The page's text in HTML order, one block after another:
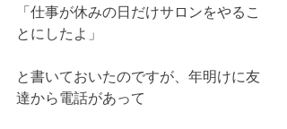
「仕事が休みの日だけサロンをやるこ
とにしたよ」
と書いておいたのですが、年明けに友
達から電話があって